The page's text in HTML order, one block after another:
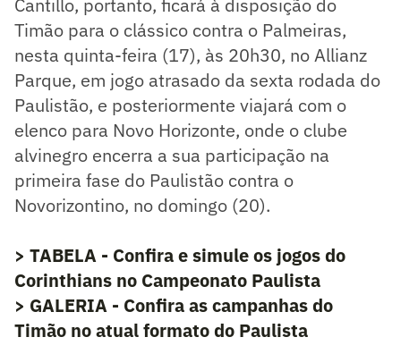
Cantillo, portanto, ficará à disposição do
Timão para o clássico contra o Palmeiras,
nesta quinta-feira (17), às 20h30, no Allianz
Parque, em jogo atrasado da sexta rodada do
Paulistão, e posteriormente viajará com o
elenco para Novo Horizonte, onde o clube
alvinegro encerra a sua participação na
primeira fase do Paulistão contra o
Novorizontino, no domingo (20).
> TABELA - Confira e simule os jogos do
Corinthians no Campeonato Paulista
> GALERIA - Confira as campanhas do
Timão no atual formato do Paulista